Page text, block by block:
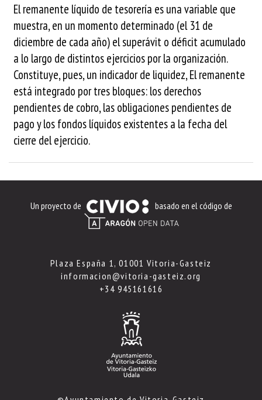
El remanente líquido de tesorería es una variable que
muestra, en un momento determinado (el 31 de
diciembre de cada año) el superávit o déficit acumulado
a lo largo de distintos ejercicios por la organización.
Constituye, pues, un indicador de liquidez, El remanente
está integrado por tres bloques: los derechos
pendientes de cobro, las obligaciones pendientes de
pago y los fondos líquidos existentes a la fecha del
cierre del ejercicio.
Un proyecto de basado en el código de
Plaza España 1, 01001 Vitoria-Gasteiz
informacion@vitoria-gasteiz.org
+34 945161616